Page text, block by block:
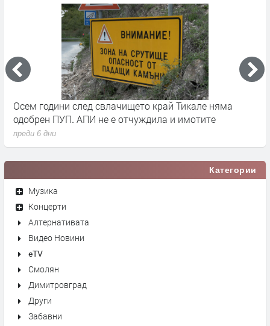
Осем години след свлачището край Тикале няма
одобрен ПУП. АПИ не е отчуждила и имотите
преди 6 дни
Категории
Музика
Концерти
Алтернативата
Видео Новини
eTV
Смолян
Димитровград
Други
Забавни